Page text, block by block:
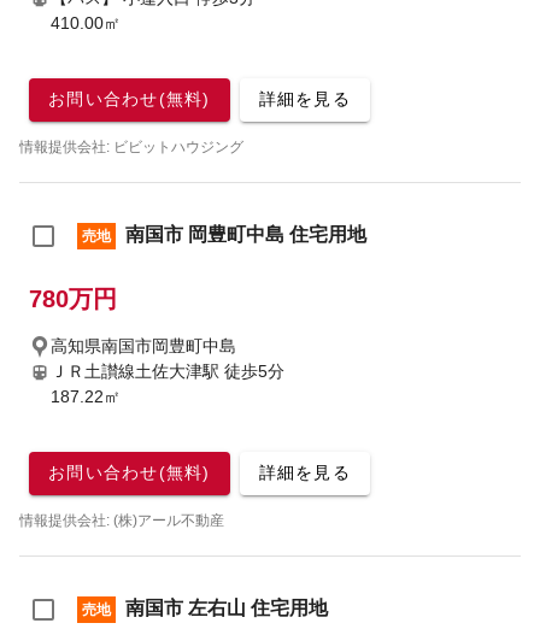
410.00㎡
お問い合わせ(無料) 詳細を見る
情報提供会社: ビビットハウジング
売地 南国市 岡豊町中島 住宅用地
780万円
高知県南国市岡豊町中島
ＪＲ土讃線土佐大津駅 徒歩5分
187.22㎡
お問い合わせ(無料) 詳細を見る
情報提供会社: (株)アール不動産
売地 南国市 左右山 住宅用地